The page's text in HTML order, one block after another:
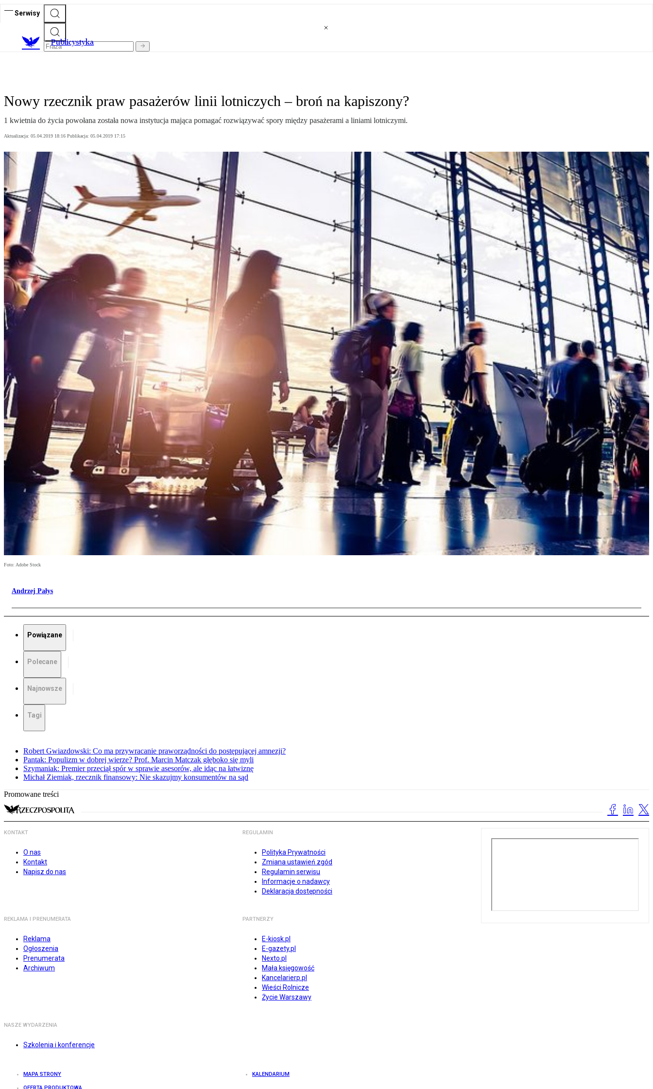
Serwisy
Publicystyka
Nowy rzecznik praw pasażerów linii lotniczych – broń na kapiszony?
1 kwietnia do życia powołana została nowa instytucja mająca pomagać rozwiązywać spory między pasażerami a liniami lotniczymi.
Aktualizacja: 05.04.2019 18:16 Publikacja: 05.04.2019 17:15
Foto: Adobe Stock
Andrzej Pałys
Powiązane
Polecane
Najnowsze
Tagi
Robert Gwiazdowski: Co ma przywracanie praworządności do postępującej amnezji?
Pantak: Populizm w dobrej wierze? Prof. Marcin Matczak głęboko się myli
Szymaniak: Premier przeciął spór w sprawie asesorów, ale idąc na łatwiznę
Michał Ziemiak, rzecznik finansowy: Nie skazujmy konsumentów na sąd
Promowane treści
KONTAKT
O nas
Kontakt
Napisz do nas
REGULAMIN
Polityka Prywatności
Zmiana ustawień zgód
Regulamin serwisu
Informacje o nadawcy
Deklaracja dostępności
REKLAMA I PRENUMERATA
Reklama
Ogłoszenia
Prenumerata
Archiwum
PARTNERZY
E-kiosk.pl
E-gazety.pl
Nexto.pl
Mała księgowość
Kancelarierp.pl
Wieści Rolnicze
Życie Warszawy
NASZE WYDARZENIA
Szkolenia i konferencje
MAPA STRONY KALENDARIUM